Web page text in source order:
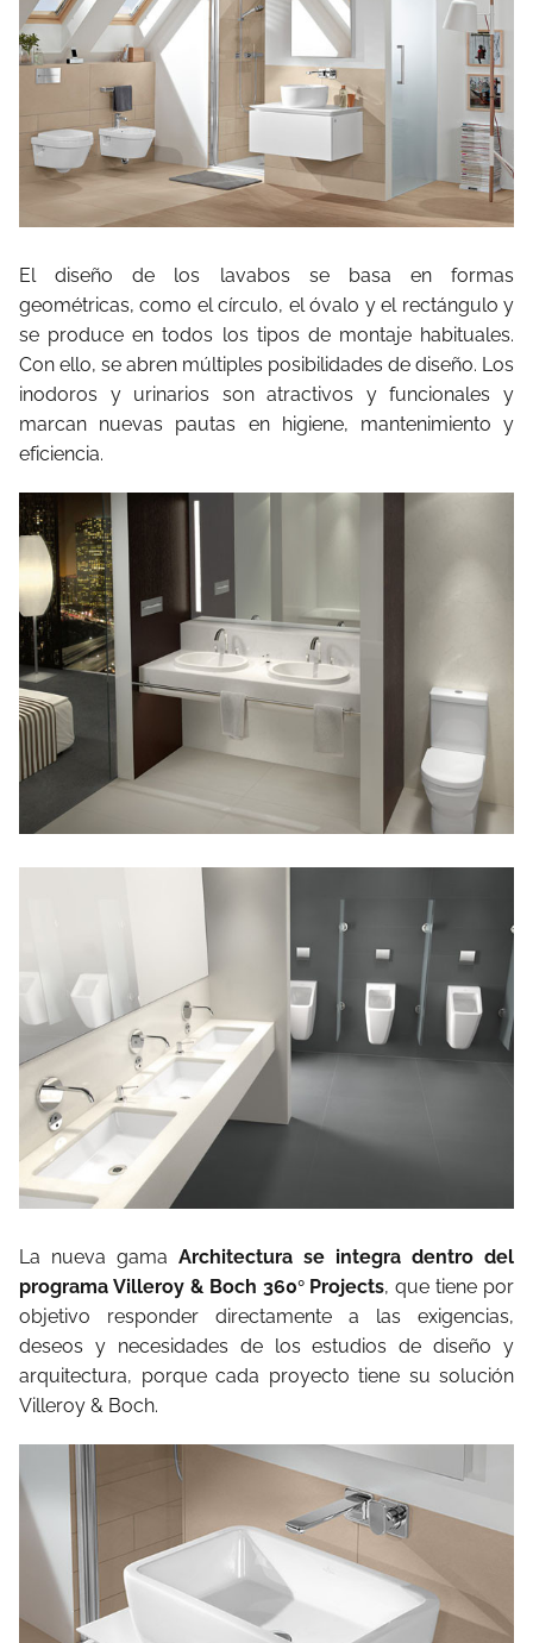
El diseño de los lavabos se basa en formas
geométricas, como el círculo, el óvalo y el rectángulo y
se produce en todos los tipos de montaje habituales.
Con ello, se abren múltiples posibilidades de diseño. Los
inodoros y urinarios son atractivos y funcionales y
marcan nuevas pautas en higiene, mantenimiento y
eficiencia.
La nueva gama Architectura se integra dentro del
programa Villeroy & Boch 360°Projects, que tiene por
objetivo responder directamente a las exigencias,
deseos y necesidades de los estudios de diseño y
arquitectura, porque cada proyecto tiene su solución
Villeroy & Boch.